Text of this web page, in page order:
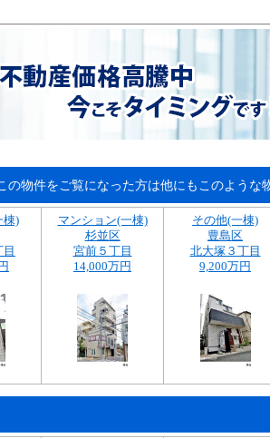
の物件をご覧になった方は他にもこのような
棟)
マンション(一棟)
杉並区
宮前５丁目
14,000万円
その他(一棟)
豊島区
北大塚３丁目
9,200万円